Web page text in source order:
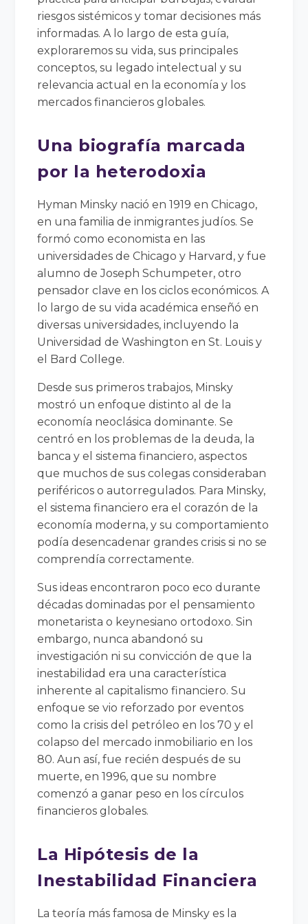
riesgos sistémicos y tomar decisiones más
informadas. A lo largo de esta guía,
exploraremos su vida, sus principales
conceptos, su legado intelectual y su
relevancia actual en la economía y los
mercados financieros globales.
Una biografía marcada
por la heterodoxia
Hyman Minsky nació en 1919 en Chicago,
en una familia de inmigrantes judíos. Se
formó como economista en las
universidades de Chicago y Harvard, y fue
alumno de Joseph Schumpeter, otro
pensador clave en los ciclos económicos. A
lo largo de su vida académica enseñó en
diversas universidades, incluyendo la
Universidad de Washington en St. Louis y
el Bard College.
Desde sus primeros trabajos, Minsky
mostró un enfoque distinto al de la
economía neoclásica dominante. Se
centró en los problemas de la deuda, la
banca y el sistema financiero, aspectos
que muchos de sus colegas consideraban
periféricos o autorregulados. Para Minsky,
el sistema financiero era el corazón de la
economía moderna, y su comportamiento
podía desencadenar grandes crisis si no se
comprendía correctamente.
Sus ideas encontraron poco eco durante
décadas dominadas por el pensamiento
monetarista o keynesiano ortodoxo. Sin
embargo, nunca abandonó su
investigación ni su convicción de que la
inestabilidad era una característica
inherente al capitalismo financiero. Su
enfoque se vio reforzado por eventos
como la crisis del petróleo en los 70 y el
colapso del mercado inmobiliario en los
80. Aun así, fue recién después de su
muerte, en 1996, que su nombre
comenzó a ganar peso en los círculos
financieros globales.
La Hipótesis de la
Inestabilidad Financiera
La teoría más famosa de Minsky es la